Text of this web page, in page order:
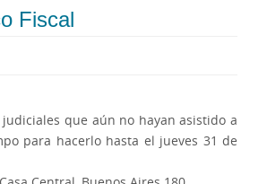
Fiscal
que aún no hayan asistido a
para hacerlo hasta el jueves 31 de